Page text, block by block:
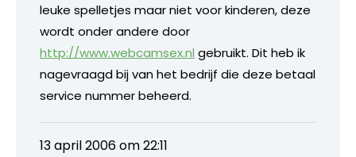
leuke spelletjes maar niet voor kinderen, deze
wordt onder andere door
http://www.webcamsex.nl gebruikt. Dit heb ik
nagevraagd bij van het bedrijf die deze betaal
service nummer beheerd.
13 april 2006 om 22:11